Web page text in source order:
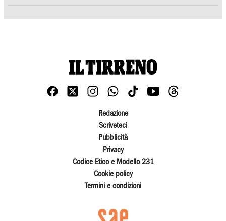
Redazione
Scriveteci
Pubblicità
Privacy
Codice Etico e Modello 231
Cookie policy
Termini e condizioni